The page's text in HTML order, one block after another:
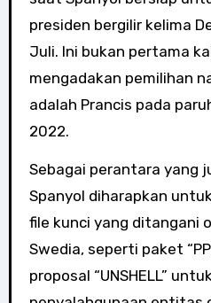
presiden bergilir kelima
Juli. Ini bukan pertama
mengadakan pemilihan
adalah Prancis pada
2022.
Sebagai perantara yang
Spanyol diharapkan
file kunci yang ditangani
Swedia, seperti paket
proposal “UNSHELL”